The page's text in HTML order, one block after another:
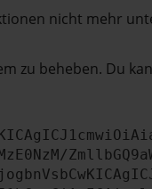
nicht mehr
zu beheben. Du